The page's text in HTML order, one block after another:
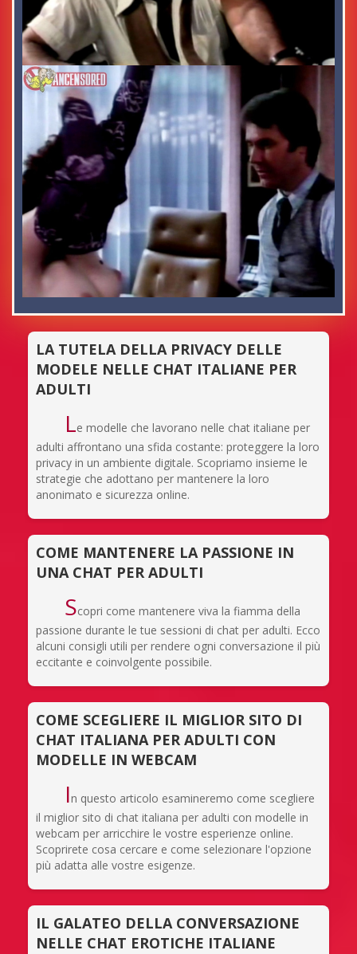
LA TUTELA DELLA PRIVACY DELLE
MODELE NELLE CHAT ITALIANE PER
ADULTI
Le modelle che lavorano nelle chat italiane per
adulti affrontano una sfida costante: proteggere la loro
privacy in un ambiente digitale. Scopriamo insieme le
strategie che adottano per mantenere la loro
anonimato e sicurezza online.
COME MANTENERE LA PASSIONE IN
UNA CHAT PER ADULTI
Scopri come mantenere viva la fiamma della
passione durante le tue sessioni di chat per adulti. Ecco
alcuni consigli utili per rendere ogni conversazione il più
eccitante e coinvolgente possibile.
COME SCEGLIERE IL MIGLIOR SITO DI
CHAT ITALIANA PER ADULTI CON
MODELLE IN WEBCAM
In questo articolo esamineremo come scegliere
il miglior sito di chat italiana per adulti con modelle in
webcam per arricchire le vostre esperienze online.
Scoprirete cosa cercare e come selezionare l'opzione
più adatta alle vostre esigenze.
IL GALATEO DELLA CONVERSAZIONE
NELLE CHAT EROTICHE ITALIANE